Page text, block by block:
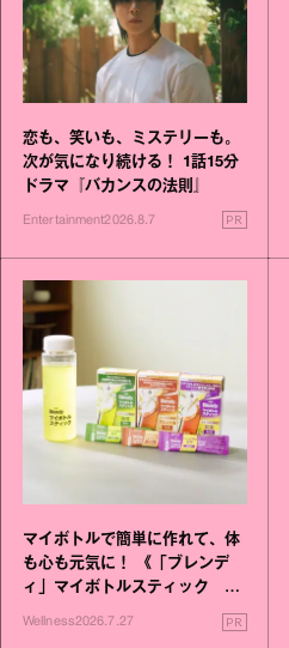
恋も、笑いも、ミステリーも。
次が気になり続ける！ 1話15分
ドラマ『バカンスの法則』
Entertainment2026.8.7 PR
マイボトルで簡単に作れて、体
も心も元気に！ 《「ブレンデ
ィ」マイボトルスティック い
いこと毎日》シリーズが誕生
Wellness2026.7.27 PR